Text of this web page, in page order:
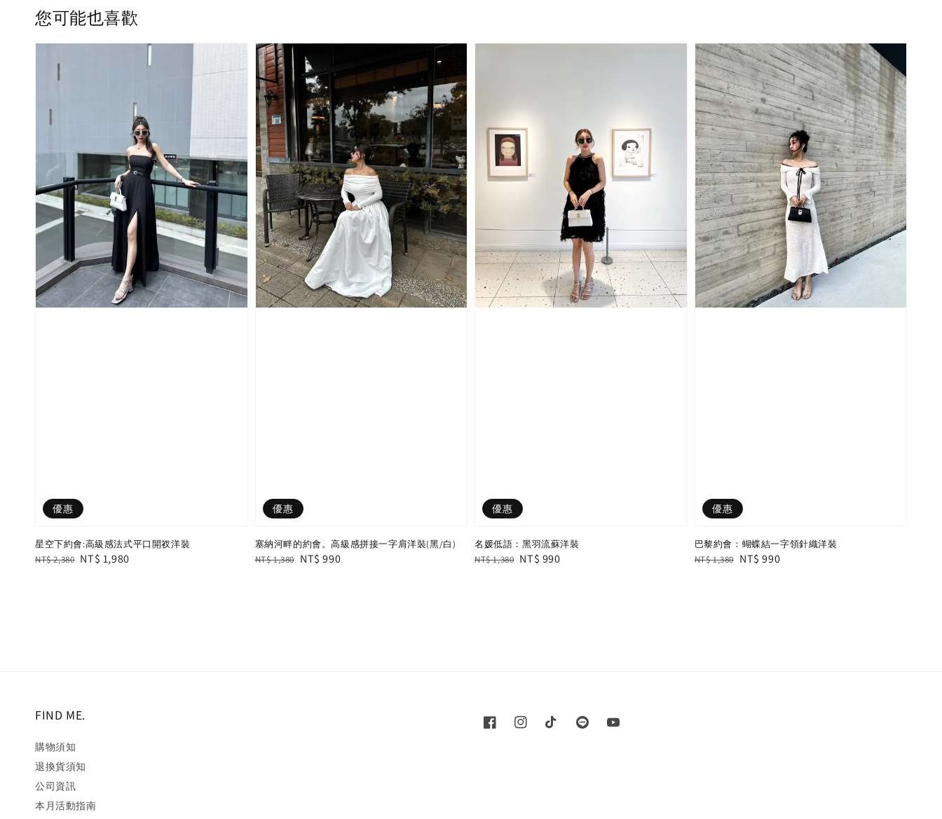
您可能也喜歡
優惠
星空下約會:高級感法式平口開衩洋裝
Regular
NT$ 2,380 Sale
NT$ 1,980
優惠
塞納河畔的約會。高級感拼接一字肩洋裝(黑/白)
Regular
NT$ 1,380 Sale
NT$ 990
優惠
名媛低語：黑羽流蘇洋裝
Regular
NT$ 1,380 Sale
NT$ 990
優惠
巴黎約會：蝴蝶結一字領針織洋裝
Regular
NT$ 1,380 Sale
NT$ 990
FIND ME.
購物須知
退換貨須知
公司資訊
本月活動指南